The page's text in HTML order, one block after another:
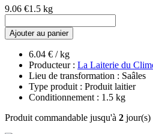
9.06 €1.5 kg
Ajouter au panier
6.04 € / kg
Producteur : La Laiterie du
Lieu de transformation : Saâles
Type produit : Produit laitier
Conditionnement : 1.5 kg
Produit commandable jusqu'à 2 jour(s)